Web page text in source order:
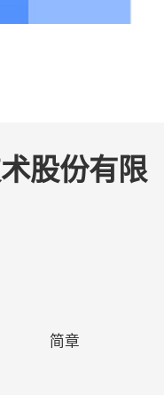
股份有限
简章